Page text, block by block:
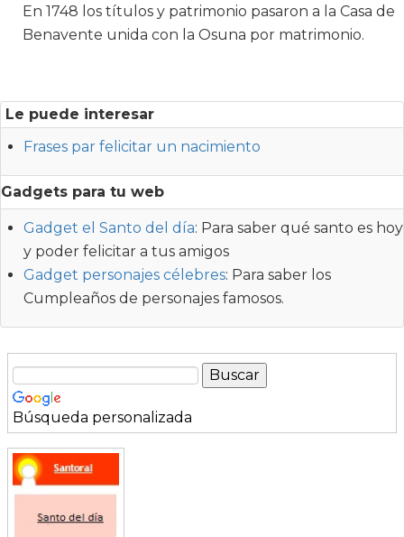
En 1748 los títulos y patrimonio pasaron a la Casa de
Benavente unida con la Osuna por matrimonio.
Le puede interesar
Frases par felicitar un nacimiento
Gadgets para tu web
Gadget el Santo del día: Para saber qué santo es hoy
y poder felicitar a tus amigos
Gadget personajes célebres: Para saber los
Cumpleaños de personajes famosos.
Búsqueda personalizada